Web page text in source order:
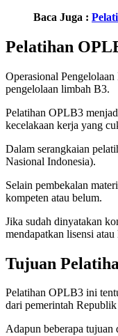
Baca Juga :
Pelatihan
Operasional
pengelolaan limbah B3.
Pelatihan OPLB3
kecelakaan kerja yang
Dalam serangkaian
Nasional Indonesia).
Selain pembekalan
kompeten atau belum.
Jika sudah dinyatakan
mendapatkan lisensi
Tujuan
Pelatihan OPLB3 ini
dari pemerintah
Adapun beberapa